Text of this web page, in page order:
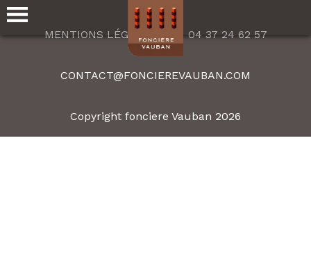
MENTIONS LÉGALES 04 37 24 62 57
CONTACT@FONCIEREVAUBAN.COM
Copyright fonciere Vauban 2026